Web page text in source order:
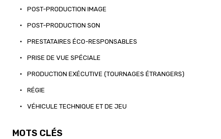
• POST-PRODUCTION IMAGE
• POST-PRODUCTION SON
• PRESTATAIRES ÉCO-RESPONSABLES
• PRISE DE VUE SPÉCIALE
• PRODUCTION EXÉCUTIVE (TOURNAGES ÉTRANGERS)
• RÉGIE
• VÉHICULE TECHNIQUE ET DE JEU
MOTS CLÉS